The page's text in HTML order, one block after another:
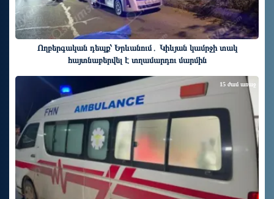
Ողբերգական դեպք՝ Երևանում․ Կիևյան կամրջի տակ
հայտնաբերվել է տղամարդու մարմին
15 ժամ առաջ